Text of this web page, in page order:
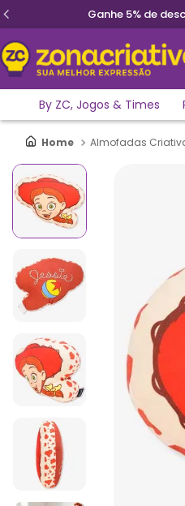
Ganhe 5% de
By ZC, Jogos & Times
Almofadas